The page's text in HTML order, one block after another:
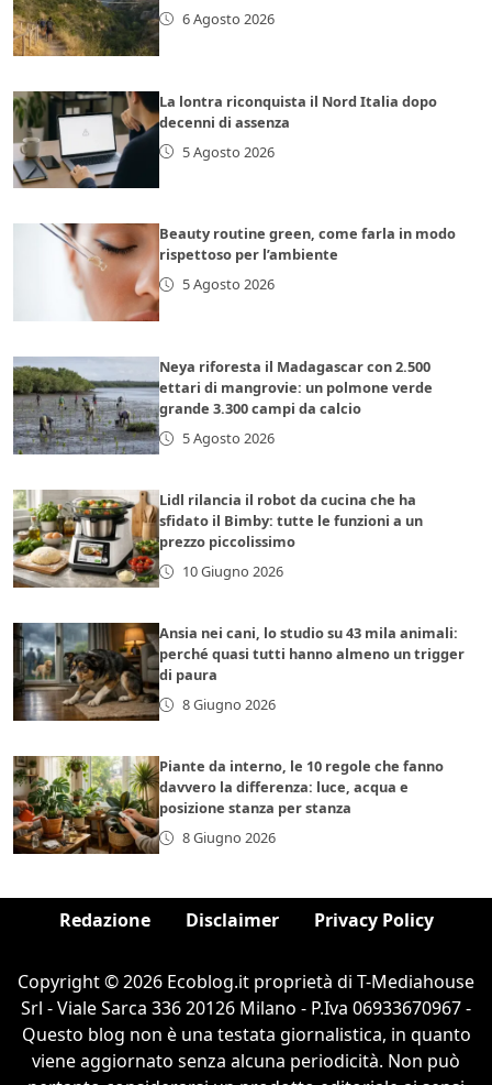
6 Agosto 2026
La lontra riconquista il Nord Italia dopo
decenni di assenza
5 Agosto 2026
Beauty routine green, come farla in modo
rispettoso per l’ambiente
5 Agosto 2026
Neya riforesta il Madagascar con 2.500
ettari di mangrovie: un polmone verde
grande 3.300 campi da calcio
5 Agosto 2026
Lidl rilancia il robot da cucina che ha
sfidato il Bimby: tutte le funzioni a un
prezzo piccolissimo
10 Giugno 2026
Ansia nei cani, lo studio su 43 mila animali:
perché quasi tutti hanno almeno un trigger
di paura
8 Giugno 2026
Piante da interno, le 10 regole che fanno
davvero la differenza: luce, acqua e
posizione stanza per stanza
8 Giugno 2026
Redazione Disclaimer Privacy Policy
Copyright © 2026 Ecoblog.it proprietà di T-Mediahouse
Srl - Viale Sarca 336 20126 Milano - P.Iva 06933670967 -
Questo blog non è una testata giornalistica, in quanto
viene aggiornato senza alcuna periodicità. Non può